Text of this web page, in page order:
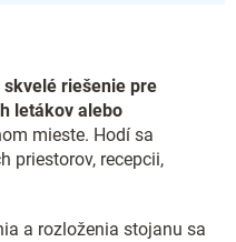
skvelé riešenie pre
letákov alebo
mieste. Hodí sa
priestorov, recepcii,
a rozloženia stojanu sa